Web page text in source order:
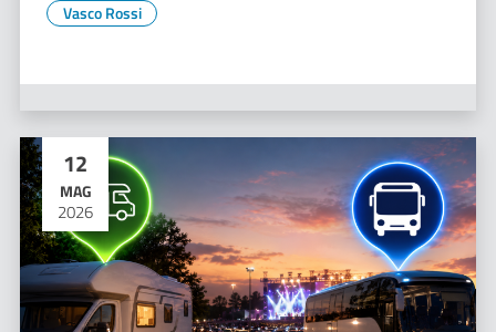
Vasco Rossi
12
MAG
2026